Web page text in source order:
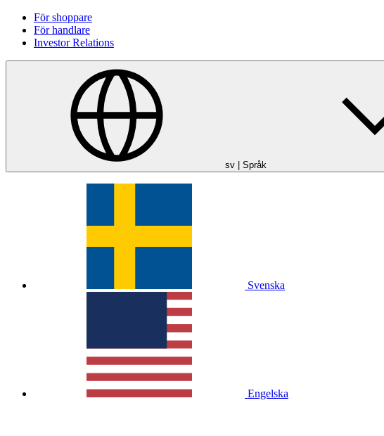
För shoppare
För handlare
Investor Relations
sv | Språk
Svenska
Engelska